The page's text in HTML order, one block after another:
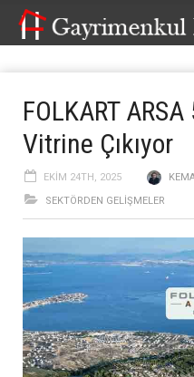
FOLKART ARSA
Vitrine Çıkıyor
EKIM 24TH, 2025
SEKTÖRDEN GELIŞMELER